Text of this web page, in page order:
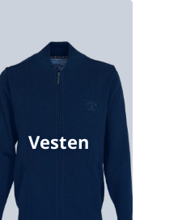
Vesten